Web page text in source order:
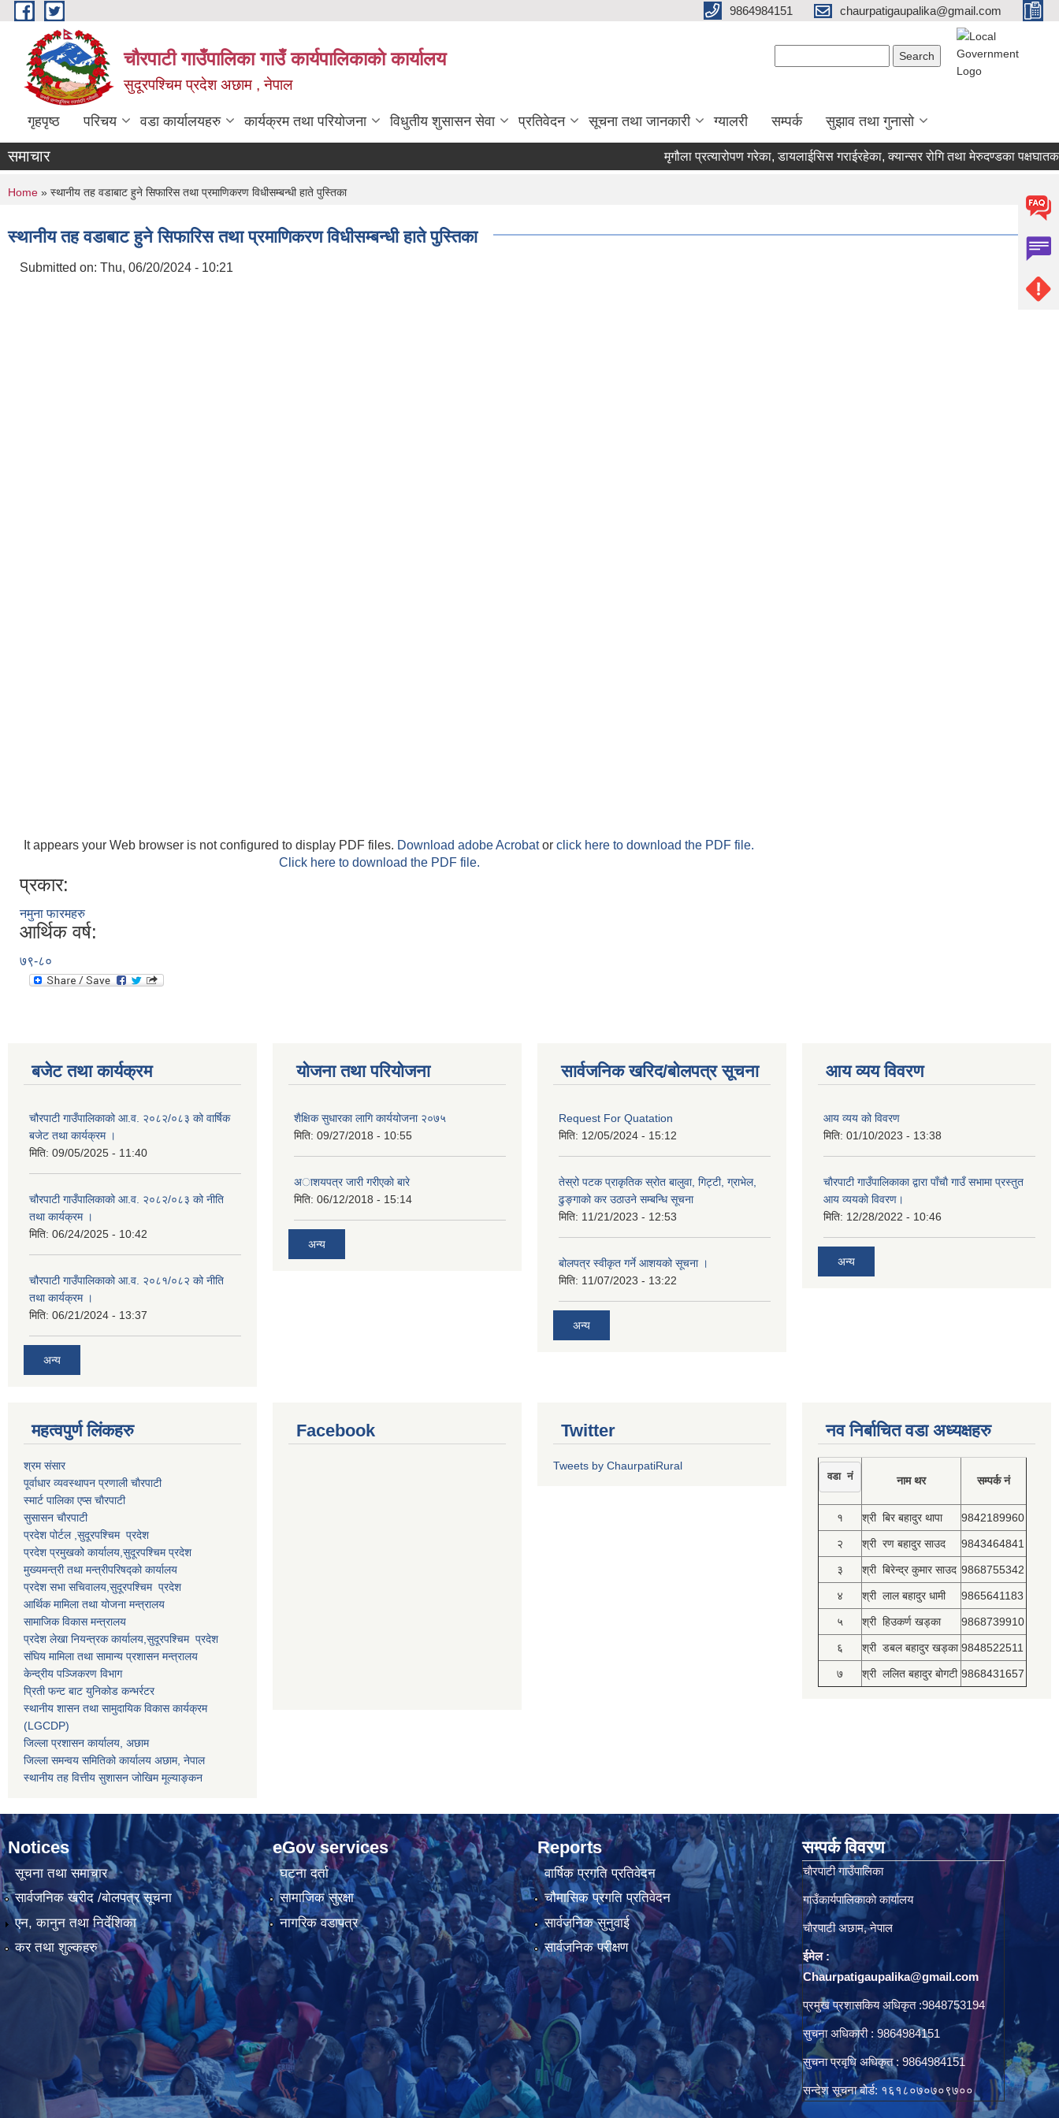
Skip to main content 9864984151 chaurpatigaupalika@gmail.com
चौरपाटी गाउँपालिका गाउँ कार्यपालिकाकाे कार्यालय
सुदूरपश्चिम प्रदेश अछाम , नेपाल
गृहपृष्ठ परिचय वडा कार्यालयहरु कार्यक्रम तथा परियोजना विधुतीय शुसासन सेवा प्रतिवेदन सूचना तथा जानकारी ग्यालरी सम्पर्क सुझाव तथा गुनासो
समाचार मृगौला प्रत्यारोपण गरेका, डायलाईसिस गराईरहेका, क्यान्सर रोगि तथा मेरुदण्डका पक्षघातका
You are here
Home » स्थानीय तह वडाबाट हुने सिफारिस तथा प्रमाणिकरण विधीसम्बन्धी हाते पुस्तिका
स्थानीय तह वडाबाट हुने सिफारिस तथा प्रमाणिकरण विधीसम्बन्धी हाते पुस्तिका
Submitted on: Thu, 06/20/2024 - 10:21
It appears your Web browser is not configured to display PDF files. Download adobe Acrobator click here to download the PDF file.
Click here to download the PDF file.
प्रकार:
नमुना फारमहरु
आर्थिक वर्ष:
७९-८०
बजेट तथा कार्यक्रम
चौरपाटी गाउँपालिकाको आ.व. २०८२/०८३ को वार्षिक
बजेट तथा कार्यक्रम ।
मिति: 09/05/2025 - 11:40
चौरपाटी गाउँपालिकाको आ.व. २०८२/०८३ को नीति
तथा कार्यक्रम ।
मिति: 06/24/2025 - 10:42
चौरपाटी गाउँपालिकाको आ.व. २०८१/०८२ को नीति
तथा कार्यक्रम ।
मिति: 06/21/2024 - 13:37
अन्य
योजना तथा परियोजना
शैक्षिक सुधारका लागि कार्ययोजना २०७५
मिति: 09/27/2018 - 10:55
अाशयपत्र जारी गरीएकाे बारे
मिति: 06/12/2018 - 15:14
अन्य
सार्वजनिक खरिद/बोलपत्र सूचना
Request For Quatation
मिति: 12/05/2024 - 15:12
तेस्रो पटक प्राकृतिक स्रोत बालुवा, गिट्टी, ग्राभेल,
ढुङ्गाको कर उठाउने सम्बन्धि सूचना
मिति: 11/21/2023 - 12:53
बोलपत्र स्वीकृत गर्ने आशयको सूचना ।
मिति: 11/07/2023 - 13:22
अन्य
आय व्यय विवरण
आय व्यय को विवरण
मिति: 01/10/2023 - 13:38
चाैरपाटी गाउँपालिकाका द्वारा पाँचाै गाउँ सभामा प्रस्तुत
आय व्ययकाे विवरण।
मिति: 12/28/2022 - 10:46
अन्य
महत्वपुर्ण लि‌ंकहरु
श्रम संसार
पूर्वाधार व्यवस्थापन प्रणाली चाैरपाटी
स्मार्ट पालिका एप्स चाैरपाटी
सुसासन चाैरपाटी
प्रदेश पोर्टल ,सुदूरपश्चिम प्रदेश
प्रदेश प्रमुखको कार्यालय, सुदूरपश्चिमप्रदेश
मुख्यमन्त्री तथा मन्त्रीपरिषद्को कार्यालय
प्रदेश सभा सचिवालय, सुदूरपश्चिम प्रदेश
आर्थिक मामिला तथा योजना मन्त्रालय
सामाजिक विकास मन्त्रालय
प्रदेश लेखा नियन्त्रक कार्यालय, सुदूरपश्चिम प्रदेश
संघिय मामिला तथा सामान्य प्रशासन मन्त्रालय
केन्द्रीय पञ्जिकरण विभाग
प्रिती फन्ट बाट युनिकोड कन्भर्रटर
स्थानीय शासन तथा सामुदायिक विकास कार्यक्रम
(LGCDP)
जिल्ला प्रशासन कार्यालय, अछाम
जिल्ला समन्वय समितिको कार्यालय अछाम, नेपाल
स्थानीय तह वित्तीय सुशासन जोखिम मूल्याङ्कन
Facebook Twitter
Tweets by ChaurpatiRural
नव निर्बाचित वडा अध्यक्षहरु
वडा नं नाम थर सम्पर्क नं
१ श्री बिर बहादुर थापा 9842189960
२ श्री रण बहादुर साउद 9843464841
३ श्री बिरेन्द्र कुमार साउद 9868755342
४ श्री लाल बहादुर धामी 9865641183
५ श्री हिउकर्ण खड्का 9868739910
६ श्री डबल बहादुर खड्का 9848522511
७ श्री ललित बहादुर बोगटी 9868431657
Notices
सूचना तथा समाचार
सार्वजनिक खरीद /बोलपत्र सूचना
एन, कानुन तथा निर्देशिका
कर तथा शुल्कहरु
eGov services
घटना दर्ता
सामाजिक सुरक्षा
नागरिक वडापत्र
Reports
वार्षिक प्रगति प्रतिवेदन
चौमासिक प्रगति प्रतिवेदन
सार्वजनिक सुनुवाई
सार्वजनिक परीक्षण
सम्पर्क विवरण
चाैरपाटी गाउँपालिका
गाउँकार्यपालिकाकाे कार्यालय
चाैरपाटी अछाम, नेपाल
ईमेल :
Chaurpatigaupalika@gmail.com
प्रमुख प्रशासकिय अधिकृत :9848753194
सुचना अधिकारी : 9864984151
सुचना प्रवृधि अधिकृत : 9864984151
सन्देश सूचना बोर्ड: १६१८०७०७०९७००